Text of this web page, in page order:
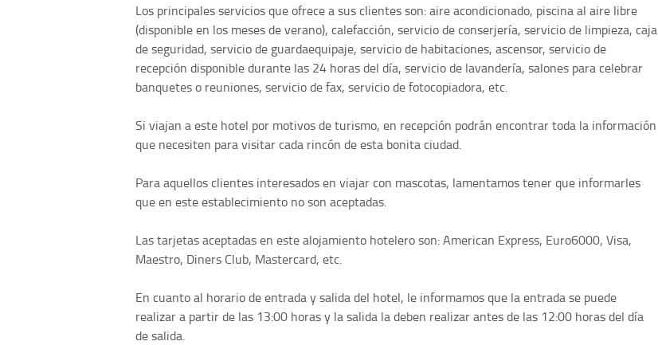
Los principales servicios que ofrece a sus clientes son: aire acondicionado, piscina al aire libre
(disponible en los meses de verano), calefacción, servicio de conserjería, servicio de limpieza, caja
de seguridad, servicio de guardaequipaje, servicio de habitaciones, ascensor, servicio de
recepción disponible durante las 24 horas del día, servicio de lavandería, salones para celebrar
banquetes o reuniones, servicio de fax, servicio de fotocopiadora, etc.
Si viajan a este hotel por motivos de turismo, en recepción podrán encontrar toda la información
que necesiten para visitar cada rincón de esta bonita ciudad.
Para aquellos clientes interesados en viajar con mascotas, lamentamos tener que informarles
que en este establecimiento no son aceptadas.
Las tarjetas aceptadas en este alojamiento hotelero son: American Express, Euro6000, Visa,
Maestro, Diners Club, Mastercard, etc.
En cuanto al horario de entrada y salida del hotel, le informamos que la entrada se puede
realizar a partir de las 13:00 horas y la salida la deben realizar antes de las 12:00 horas del día
de salida.